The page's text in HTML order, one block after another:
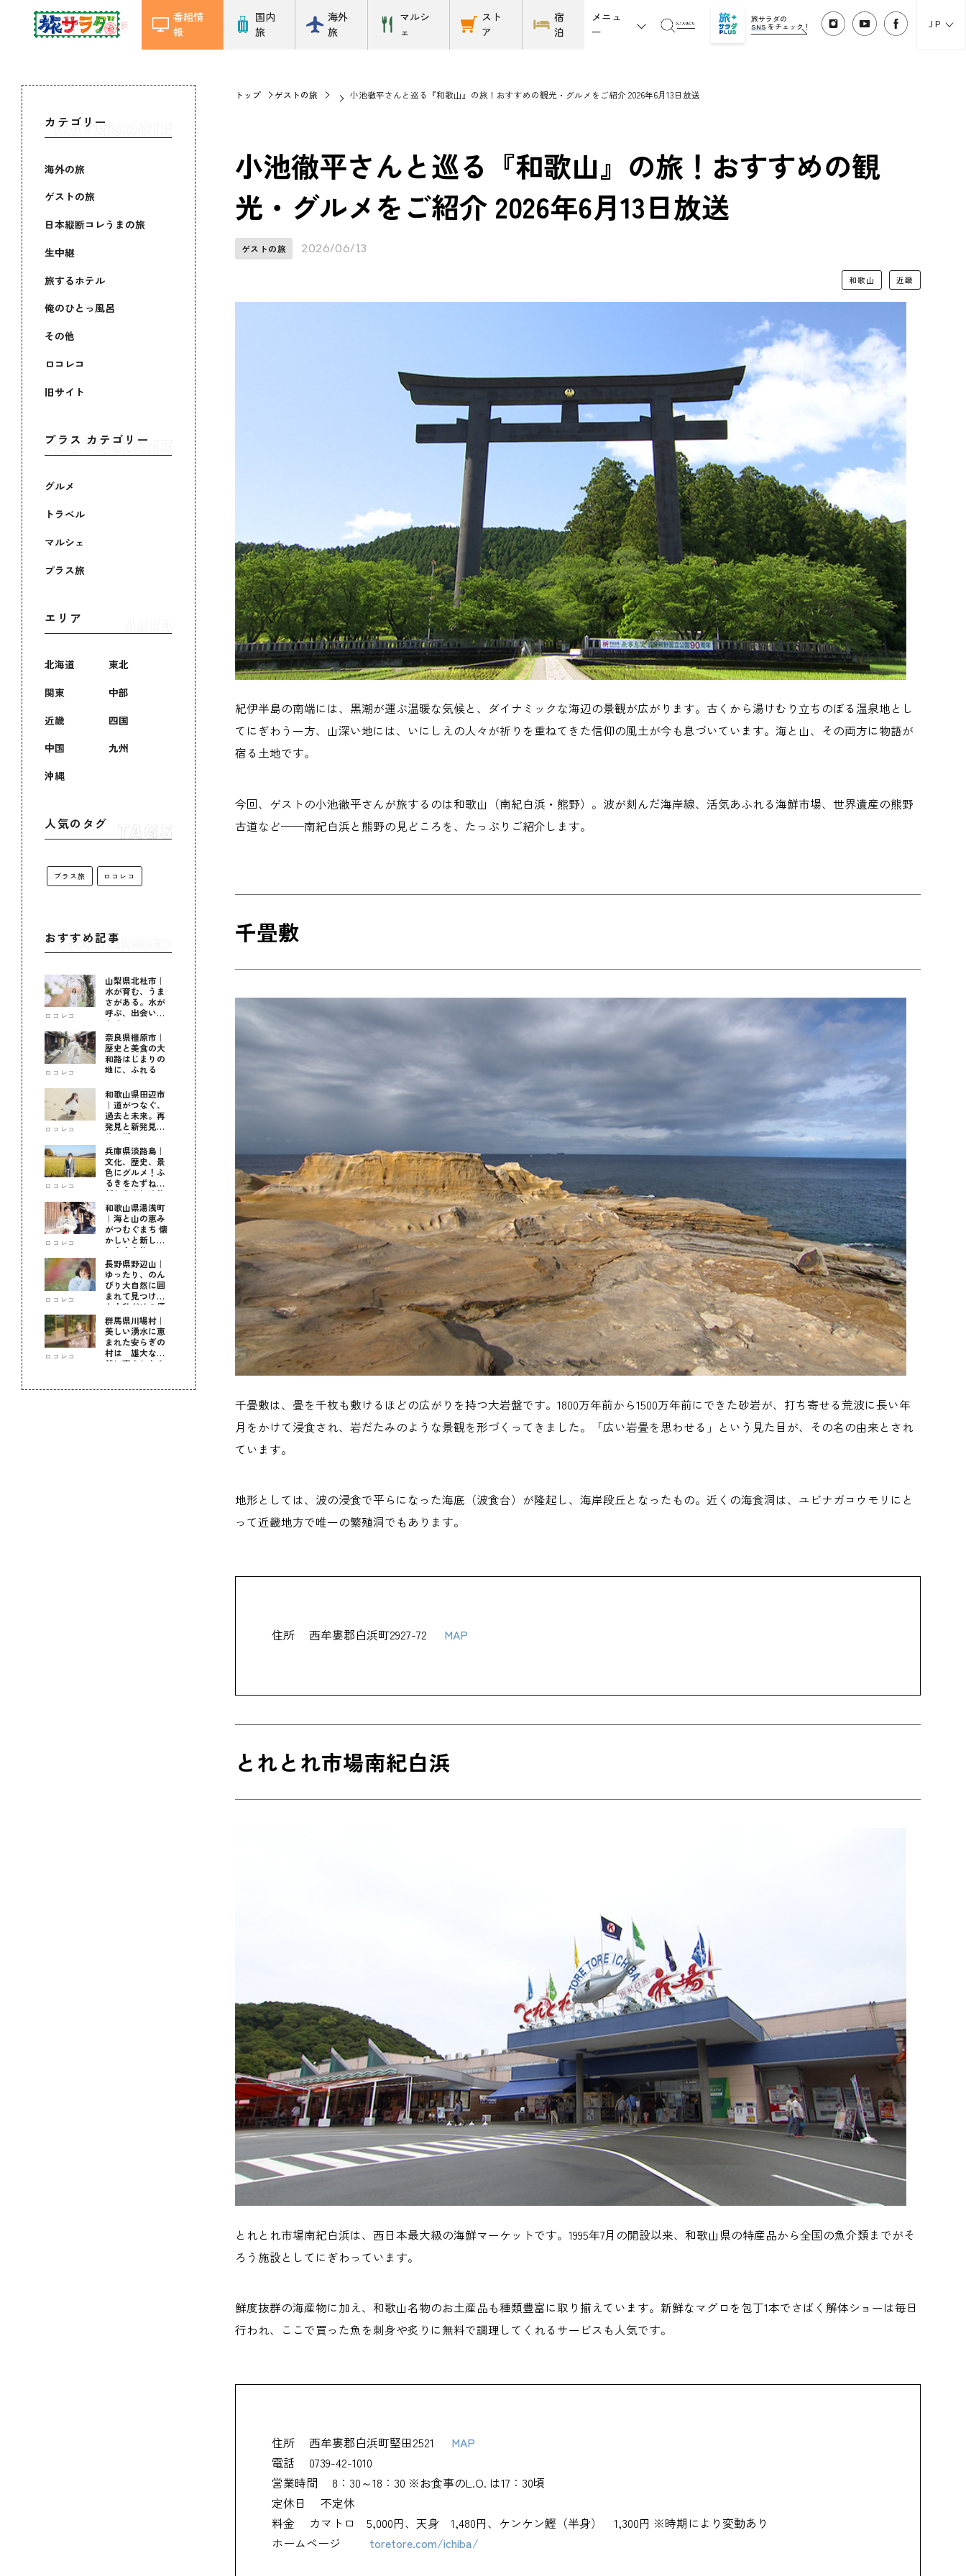
番組情
報
国内
旅
海外
旅
マルシ
ェ
スト
ア
宿
泊
メニュ
ー
旅サラダの
SNS をチェック！ JP
カテゴリー
海外の旅
ゲストの旅
日本縦断コレうまの旅
生中継
旅するホテル
俺のひとっ風呂
その他
ロコレコ
旧サイト
プラス カテゴリー
グルメ
トラベル
マルシェ
プラス旅
エリア
北海道
東北
関東
中部
近畿
四国
中国
九州
沖縄
人気のタグ
プラス旅 ロコレコ
おすすめ記事
ロコレコ
山梨県北杜市｜
水が育む、うま
さがある。水が
呼ぶ、出会いが
ある。
ロコレコ
奈良県橿原市｜
歴史と美食の大
和路はじまりの
地に、ふれる
ロコレコ
和歌山県田辺市
｜道がつなぐ、
過去と未来。再
発見と新発見の
待つ街へ
ロコレコ
兵庫県淡路島｜
文化、歴史、景
色にグルメ！ふ
るきをたずねて
新しきを知る旅
ロコレコ
和歌山県湯浅町
｜海と山の恵み
がつむぐまち 懐
かしいと新しい
に出会う旅
ロコレコ
長野県野辺山｜
ゆったり、のん
びり大自然に囲
まれて見つけ
た！私だけの優
しい自分時間
ロコレコ
群馬県川場村｜
美しい湧水に恵
まれた安らぎの
村は 雄大な自
然に育まれた心
トップ ゲストの旅 小池徹平さんと巡る『和歌山』の旅！おすすめの観光・グルメをご紹介 2026年6月13日放送
小池徹平さんと巡る『和歌山』の旅！おすすめの観
光・グルメをご紹介 2026年6月13日放送
ゲストの旅 2026/06/13
和歌山 近畿
紀伊半島の南端には、黒潮が運ぶ温暖な気候と、ダイナミックな海辺の景観が広がります。古くから湯けむり立ちのぼる温泉地とし
てにぎわう一方、山深い地には、いにしえの人々が祈りを重ねてきた信仰の風土が今も息づいています。海と山、その両方に物語が
宿る土地です。
今回、ゲストの小池徹平さんが旅するのは和歌山（南紀白浜・熊野）。波が刻んだ海岸線、活気あふれる海鮮市場、世界遺産の熊野
古道など——南紀白浜と熊野の見どころを、たっぷりご紹介します。
千畳敷
千畳敷は、畳を千枚も敷けるほどの広がりを持つ大岩盤です。1800万年前から1500万年前にできた砂岩が、打ち寄せる荒波に長い年
月をかけて浸食され、岩だたみのような景観を形づくってきました。「広い岩畳を思わせる」という見た目が、その名の由来とされ
ています。
地形としては、波の浸食で平らになった海底（波食台）が隆起し、海岸段丘となったもの。近くの海食洞は、ユビナガコウモリにと
って近畿地方で唯一の繁殖洞でもあります。
住所 西牟婁郡白浜町2927-72 MAP
とれとれ市場南紀白浜
とれとれ市場南紀白浜は、西日本最大級の海鮮マーケットです。1995年7月の開設以来、和歌山県の特産品から全国の魚介類までがそ
ろう施設としてにぎわっています。
鮮度抜群の海産物に加え、和歌山名物のお土産品も種類豊富に取り揃えています。新鮮なマグロを包丁1本でさばく解体ショーは毎日
行われ、ここで買った魚を刺身や炙りに無料で調理してくれるサービスも人気です。
住所 西牟婁郡白浜町堅田2521
MAP
電話
0739-42-1010
営業時間
8：30～18：30 ※お食事のL.O. は17：30頃
定休日
不定休
料金
カマトロ 5,000円、天身 1,480円、ケンケン鰹（半身） 1,300円 ※時期により変動あり
ホームページ
toretore.com/ichiba/